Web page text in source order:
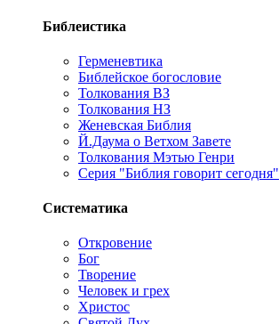
Библеистика
Герменевтика
Библейское богословие
Толкования ВЗ
Толкования НЗ
Женевская Библия
Й.Даума о Ветхом Завете
Толкования Мэтью Генри
Серия "Библия говорит сегодня"
Систематика
Откровение
Бог
Творение
Человек и грех
Христос